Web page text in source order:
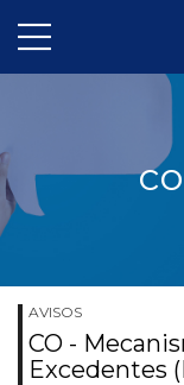
AVISOS
CO -
Excedentes